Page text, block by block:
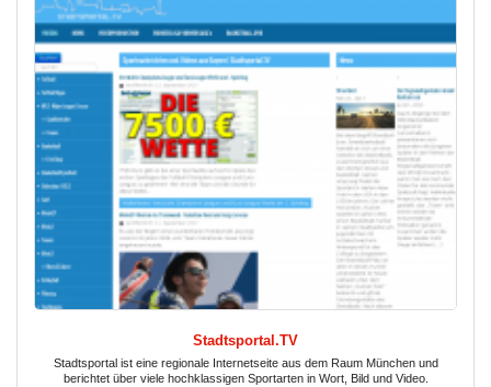
Stadtsportal.TV
Stadtsportal ist eine regionale Internetseite aus dem Raum München und
berichtet über viele hochklassigen Sportarten in Wort, Bild und Video.